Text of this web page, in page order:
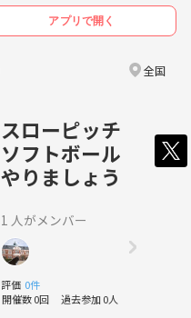
アプリで開く
全国
スローピッチ
ソフトボール
やりましょう
1 人がメンバー
評価 0件
開催数 0回 過去参加 0人